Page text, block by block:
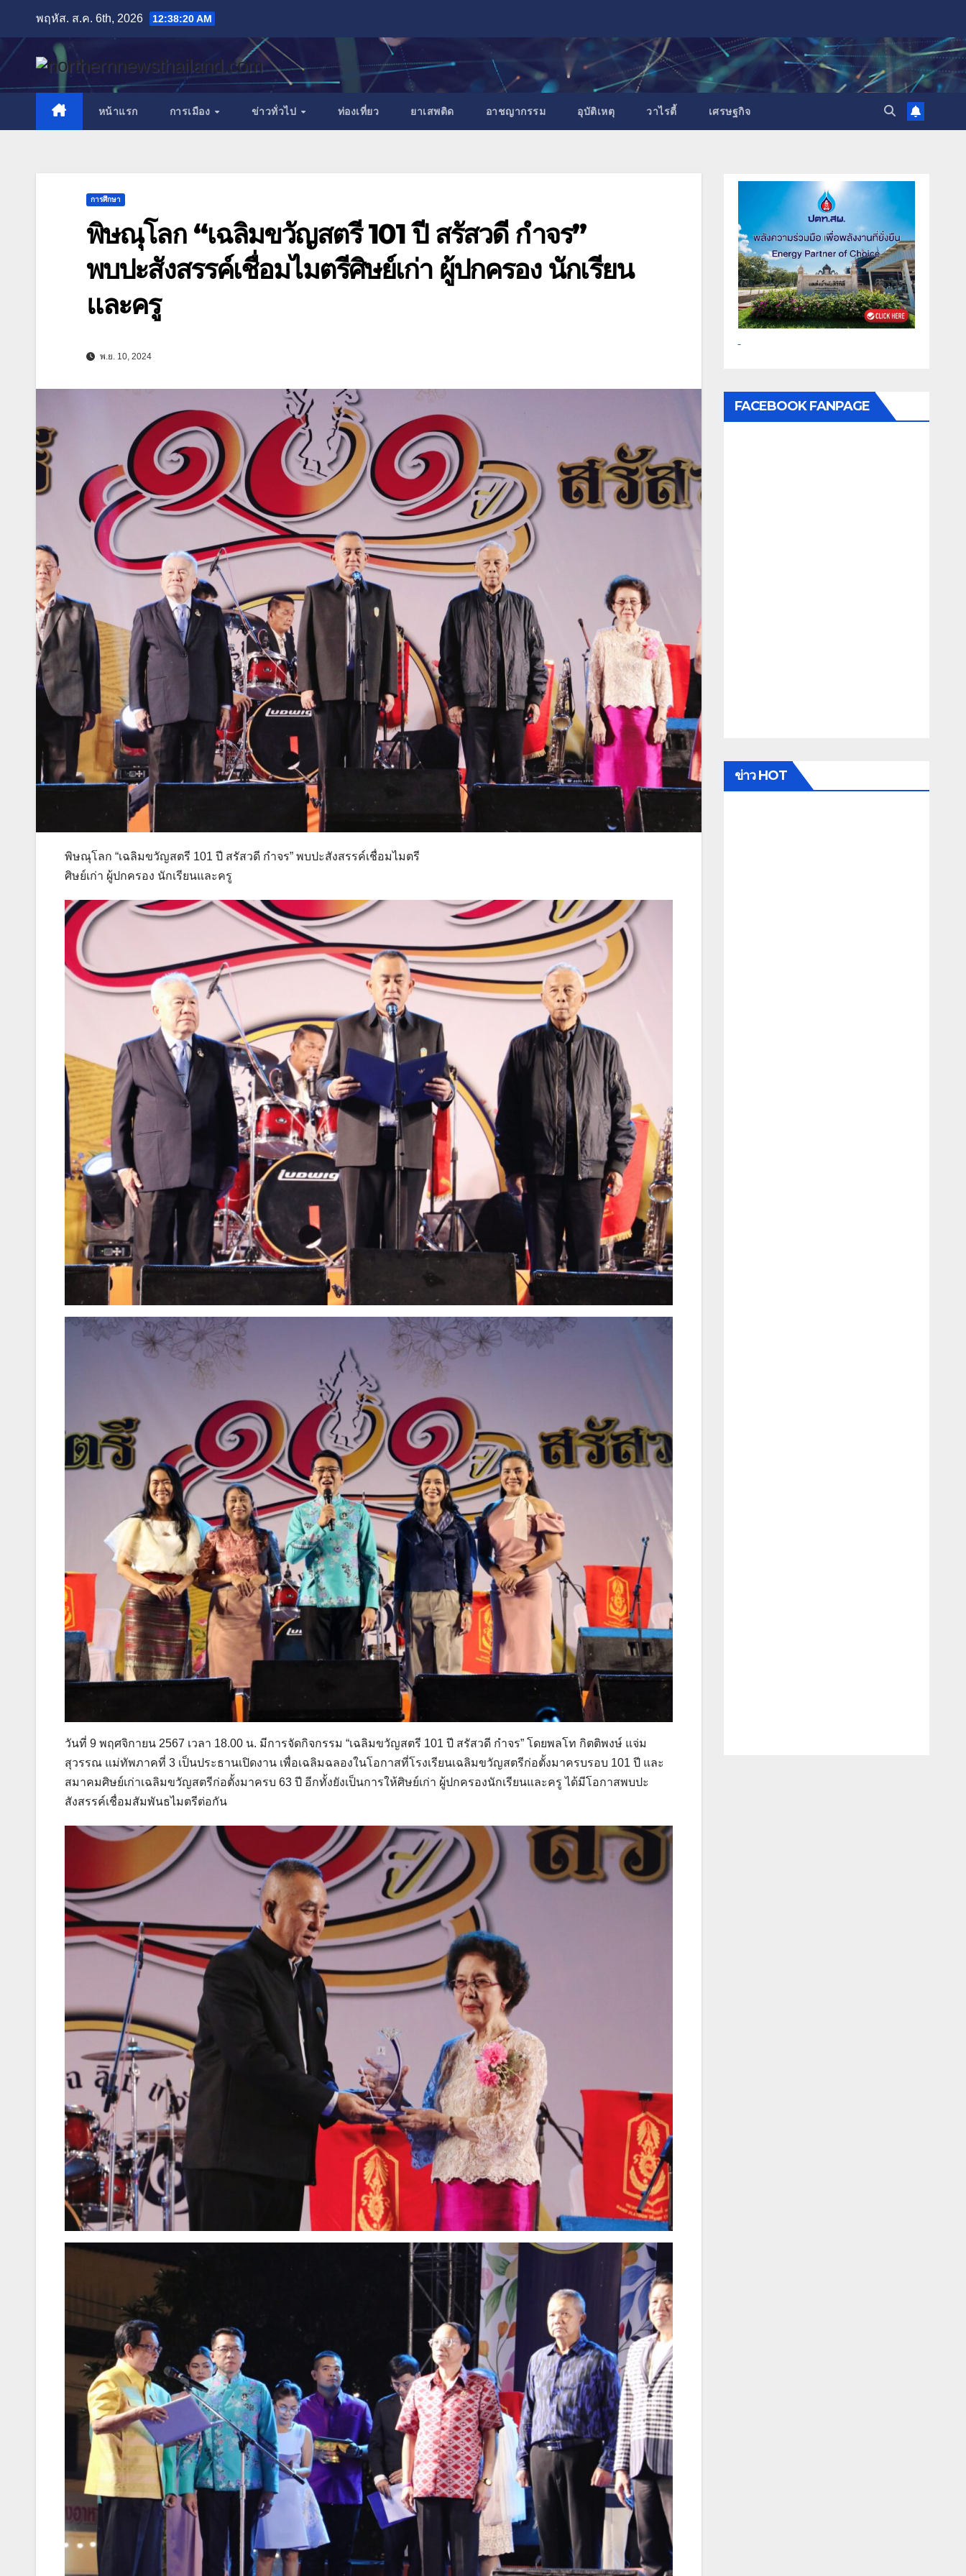
content
พฤหัส. ส.ค. 6th, 2026 12:38:23 AM
หน้าแรก การเมือง ข่าวทั่วไป ท่องเที่ยว ยาเสพติด อาชญากรรม อุบัติเหตุ วาไรตี้ เศรษฐกิจ
การศึกษา
พิษณุโลก “เฉลิมขวัญสตรี 101 ปี สรัสวดี กำจร”
พบปะสังสรรค์เชื่อมไมตรีศิษย์เก่า ผู้ปกครอง นักเรียน
และครู
พ.ย. 10, 2024
พิษณุโลก “เฉลิมขวัญสตรี 101 ปี สรัสวดี กำจร” พบปะสังสรรค์เชื่อมไมตรี
ศิษย์เก่า ผู้ปกครอง นักเรียนและครู
วันที่ 9 พฤศจิกายน 2567 เวลา 18.00 น. มีการจัดกิจกรรม “เฉลิมขวัญสตรี 101 ปี สรัสวดี กำจร” โดยพลโท กิตติพงษ์ แจ่ม
สุวรรณ แม่ทัพภาคที่ 3 เป็นประธานเปิดงาน เพื่อเฉลิมฉลองในโอกาสที่โรงเรียนเฉลิมขวัญสตรีก่อตั้งมาครบรอบ 101 ปี และ
สมาคมศิษย์เก่าเฉลิมขวัญสตรีก่อตั้งมาครบ 63 ปี อีกทั้งยังเป็นการให้ศิษย์เก่า ผู้ปกครองนักเรียนและครู ได้มีโอกาสพบปะ
สังสรรค์เชื่อมสัมพันธไมตรีต่อกัน
FACEBOOK FANPAGE
ข่าว HOT